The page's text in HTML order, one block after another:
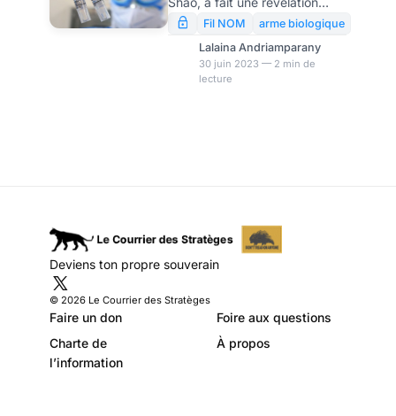
la Chine, selon un
chercheur de
Wuhan
choc. Il a déclaré que la Chine
a créé intentionnellement le
SARS-CoV-2 pour en faire une
« arme biologique ».
Fil NOM
arme biologique
Lalaina Andriamparany
30 juin 2023 — 2 min de
lecture
Deviens ton propre souverain
© 2026 Le Courrier des Stratèges
Faire un don
Foire aux questions
Charte de
l’information
À propos